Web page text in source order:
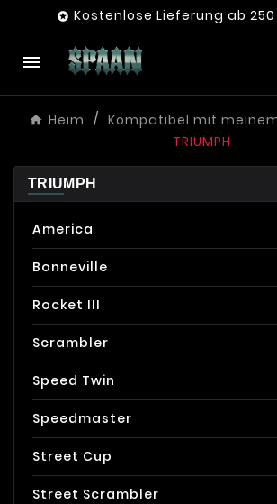
 Kostenlose Lieferung ab

Heim
Kompatibel mit
TRIUMPH
TRIUMPH
America
Bonneville
Rocket III
Scrambler
Speed Twin
Speedmaster
Street Cup
Street Scrambler